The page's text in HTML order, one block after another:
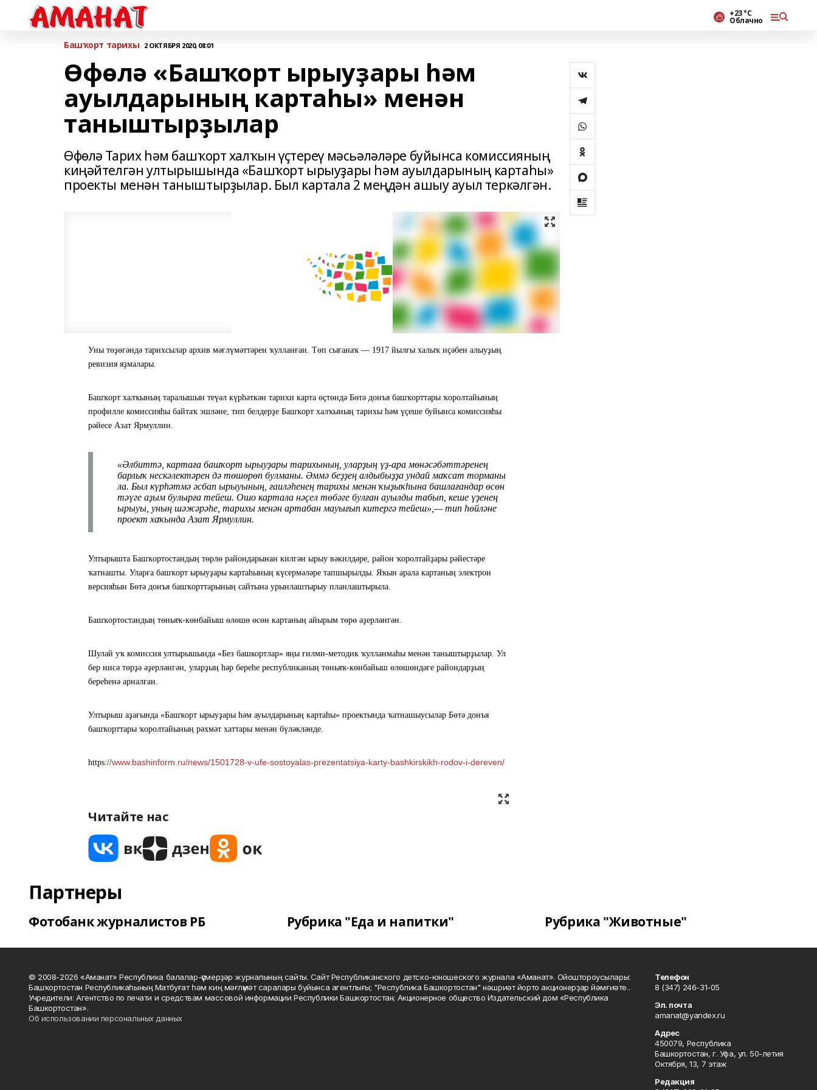
+23 °С
Облачно
Башҡорт тарихы 2 ОКТЯБРЯ 2020, 08:01
Өфөлә «Башҡорт ырыуҙары һәм
ауылдарының картаһы» менән
таныштырҙылар
Өфөлә Тарих һәм башҡорт халҡын үҫтереү мәсьәләләре буйынса комиссияның
киңәйтелгән ултырышында «Башҡорт ырыуҙары һәм ауылдарының картаһы»
проекты менән таныштырҙылар. Был картала 2 меңдән ашыу ауыл теркәлгән.
Уны төҙөгәндә тарихсылар архив мәғлүмәттәрен ҡулланған. Төп сығанаҡ — 1917 йылғы халыҡ иҫәбен алыуҙың
ревизия яҙмалары.
Башҡорт халҡының таралышын теүәл күрһәткән тарихи карта өҫтөндә Бөтә донъя башҡорттары ҡоролтайының
профилле комиссияһы байтаҡ эшләне, тип белдерҙе Башҡорт халҡының тарихы һәм үҫеше буйынса комиссияһы
рәйесе Азат Ярмуллин.
«Әлбиттә, картаға башҡорт ырыуҙары тарихының, уларҙың үҙ-ара мөнәсәбәттәренең
барлыҡ нескәлектәрен дә төшөрөп булманы. Әммә беҙҙең алдыбыҙҙа ундай маҡсат торманы
ла. Был күрһәтмә әсбап ырыуының, ғаиләһенең тарихы менән ҡыҙыҡһына башлағандар өсөн
тәүге аҙым булырға тейеш. Ошо картала нәҫел төбәге булған ауылды табып, кеше үҙенең
ырыуы, уның шәжәрәһе, тарихы менән артабан мауығып китергә тейеш»,— тип һөйләне
проект хаҡында Азат Ярмуллин.
Ултырышта Башҡортостандың төрлө райондарынан килгән ырыу вәкилдәре, район ҡоролтайҙары рәйестәре
ҡатнашты. Уларға башҡорт ырыуҙары картаһының күсермәләре тапшырылды. Яҡын арала картаның электрон
версияһын Бөтә донъя башҡорттарының сайтына урынлаштырыу планлаштырыла.
Башҡортостандың төньяҡ-көнбайыш өлөшө өсөн картаның айырым төрө әҙерләнгән.
Шулай уҡ комиссия ултырышында «Без башкортлар» яңы ғилми-методик ҡулланмаһы менән таныштырҙылар. Ул
бер нисә төрҙә әҙерләнгән, уларҙың һәр береһе республиканың төньяҡ-көнбайыш өлөшөндәге райондарҙың
береһенә арналған.
Ултырыш аҙағында «Башҡорт ырыуҙары һәм ауылдарының картаһы» проектында ҡатнашыусылар Бөтә донъя
башҡорттары ҡоролтайының рәхмәт хаттары менән бүләкләнде.
https://www.bashinform.ru/news/1501728-v-ufe-sostoyalas-prezentatsiya-karty-bashkirskikh-rodov-i-dereven/
Читайте нас
Партнеры
Фотобанк журналистов РБ Рубрика "Еда и напитки" Рубрика "Животные"
© 2008-2026 «Аманат» Республика балалар-үҫмерҙәр журналының сайты. Сайт Республиканского детско-юношеского журнала «Аманат». Ойоштороусылары:
Башҡортостан Республикаһының Матбуғат һәм киң мәғлүмәт саралары буйынса агентлығы; "Республика Башкортостан" нәшриәт йорто акционерҙар йәмғиәте..
Учредители: Агентство по печати и средствам массовой информации Республики Башкортостан; Акционерное общество Издательский дом «Республика
Башкортостан».
Об использовании персональных данных
Телефон
8 (347) 246-31-05
Эл. почта
amanat@yandex.ru
Адрес
450079, Республика
Башкортостан, г. Уфа, ул. 50-летия
Октября, 13, 7 этаж
Редакция